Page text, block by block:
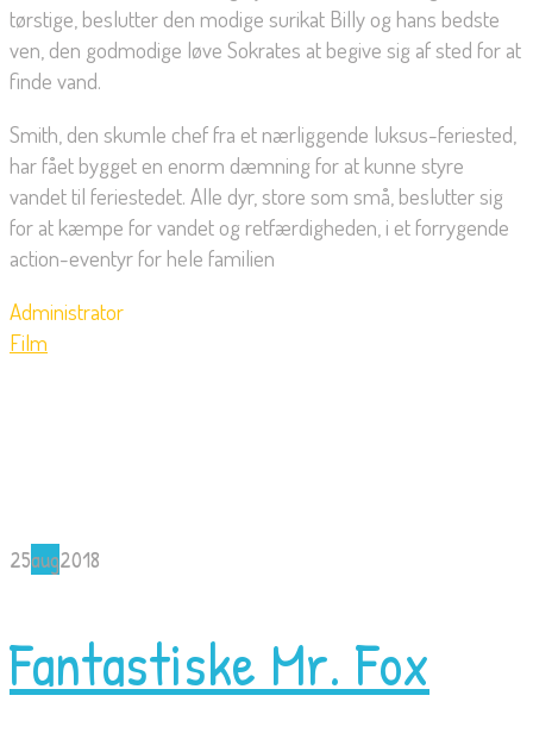
tørstige, beslutter den modige surikat Billy og hans bedste
ven, den godmodige løve Sokrates at begive sig af sted for at
finde vand.
Smith, den skumle chef fra et nærliggende luksus-feriested,
har fået bygget en enorm dæmning for at kunne styre
vandet til feriestedet. Alle dyr, store som små, beslutter sig
for at kæmpe for vandet og retfærdigheden, i et forrygende
action-eventyr for hele familien
Administrator
Film
25aug2018
Fantastiske Mr. Fox